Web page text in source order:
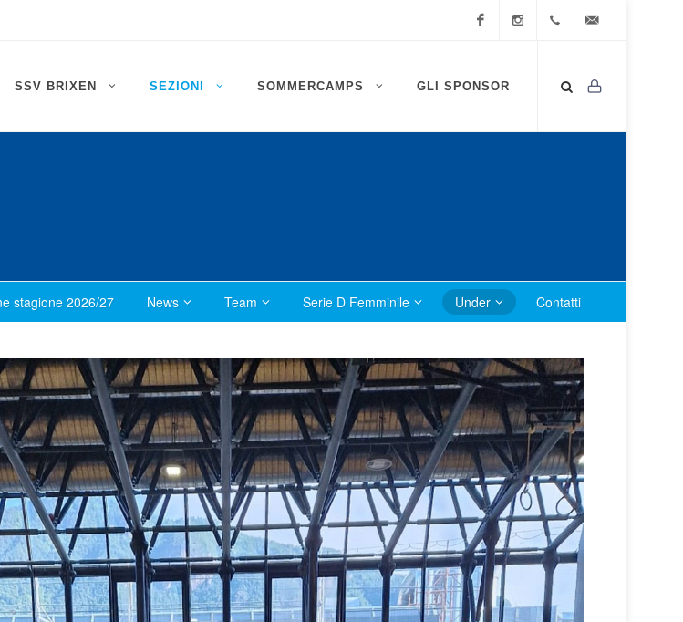
SSV BRIXEN SEZIONI SOMMERCAMPS GLI SPONSOR
stagione 2026/27 News Team Serie D Femminile Under Contatti